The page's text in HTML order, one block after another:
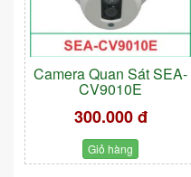
Camera Quan Sát SEA-
CV9010E
300.000 đ
Giỏ hàng